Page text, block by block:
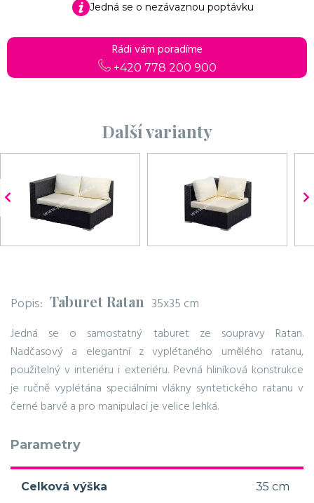
Jedná se o nezávaznou poptávku
Rádi vám poradíme
+420 778 200 900
Další varianty
Popis: Taburet Ratan 35x35 cm
Jedná se o samostatný taburet ze soupravy Ratan.
Nadčasový a elegantní z vyplétaného umělého ratanu,
použitelný v interiéru i exteriéru. Pevná hliníková konstrukce
je ručně vyplétána speciálními vlákny syntetického ratanu v
černé barvě a pro manipulaci je velice lehká.
Parametry
Celková výška 35 cm